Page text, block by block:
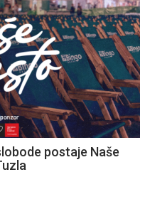
postaje Naše